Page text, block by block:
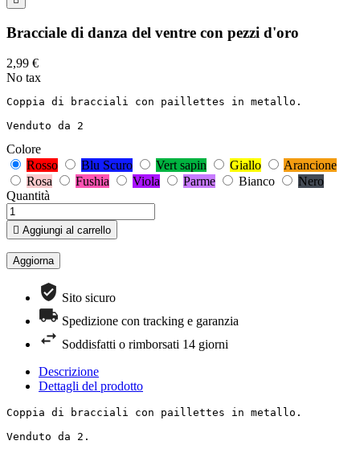
Bracciale di danza del ventre con pezzi d'oro
2,99 €
No tax
Coppia di bracciali con paillettes in metallo.
Venduto da 2
Colore
Rosso
Blu Scuro Vert sapin Giallo
Arancione
Rosa
Fushia Viola Parme Bianco
Nero
Quantità
 Aggiungi al carrello
Sito sicuro
Spedizione con tracking e garanzia
Soddisfatti o rimborsati 14 giorni
Descrizione
Dettagli del prodotto
Coppia di bracciali con paillettes in metallo.
Venduto da 2.